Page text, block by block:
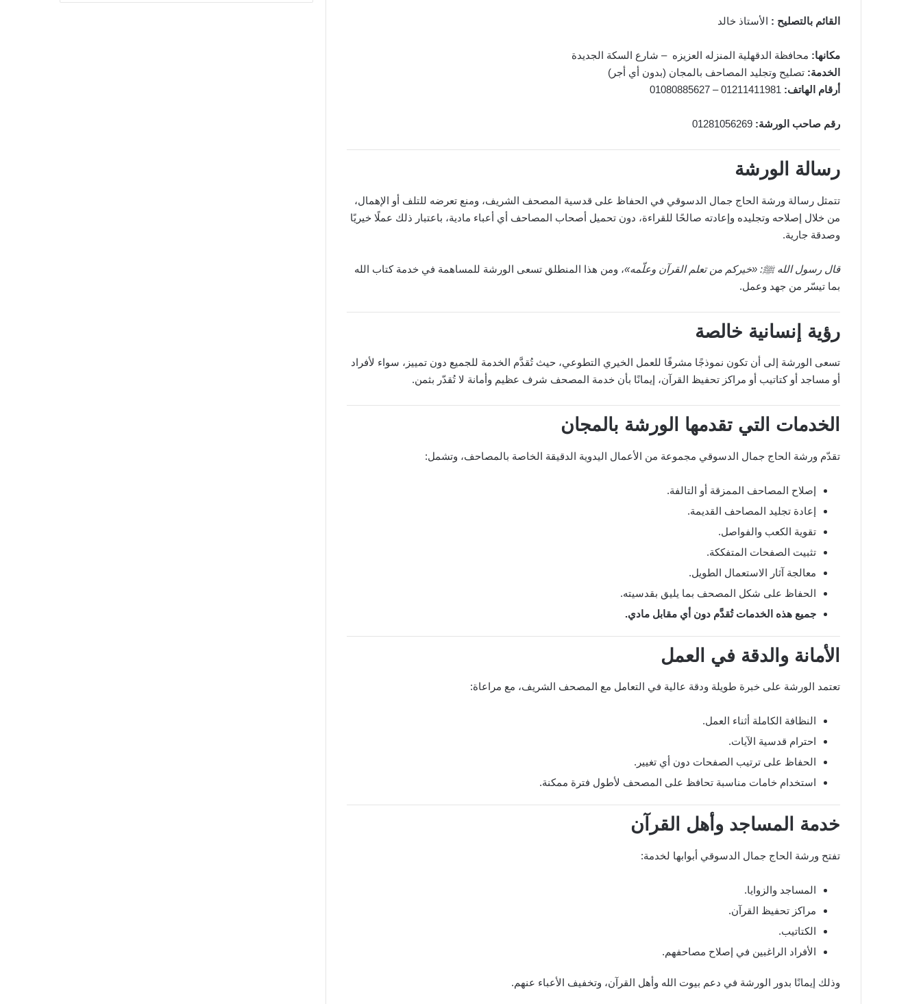
القائم بالتصليح : الأستاذ خالد
مكانها: محافظة الدقهلية المنزله العزيزه – شارع السكة الجديدة
الخدمة: تصليح وتجليد المصاحف بالمجان (بدون أي أجر)
أرقام الهاتف:
رقم صاحب الورشة: 01281056269
رسالة الورشة
تتمثل رسالة ورشة الحاج جمال الدسوقي في الحفاظ على قدسية المصحف الشريف، ومنع تعرضه للتلف أو الإهمال،
من خلال إصلاحه وتجليده وإعادته صالحًا للقراءة، دون تحميل أصحاب المصاحف أي أعباء مادية، باعتبار ذلك عملًا خيريًا
وصدقة جارية.
قال رسول الله ﷺ: «خيركم من تعلم القرآن وعلّمه»، ومن هذا المنطلق تسعى الورشة للمساهمة في خدمة كتاب الله
بما تيسّر من جهد وعمل.
رؤية إنسانية خالصة
تسعى الورشة إلى أن تكون نموذجًا مشرفًا للعمل الخيري التطوعي، حيث تُقدَّم الخدمة للجميع دون تمييز، سواء لأفراد
أو مساجد أو كتاتيب أو مراكز تحفيظ القرآن، إيمانًا بأن خدمة المصحف شرف عظيم وأمانة لا تُقدّر بثمن.
الخدمات التي تقدمها الورشة بالمجان
تقدّم ورشة الحاج جمال الدسوقي مجموعة من الأعمال اليدوية الدقيقة الخاصة بالمصاحف، وتشمل:
إصلاح المصاحف الممزقة أو التالفة.
إعادة تجليد المصاحف القديمة.
تقوية الكعب والفواصل.
تثبيت الصفحات المتفككة.
معالجة آثار الاستعمال الطويل.
الحفاظ على شكل المصحف بما يليق بقدسيته.
جميع هذه الخدمات تُقدَّم دون أي مقابل مادي.
الأمانة والدقة في العمل
تعتمد الورشة على خبرة طويلة ودقة عالية في التعامل مع المصحف الشريف، مع مراعاة:
النظافة الكاملة أثناء العمل.
احترام قدسية الآيات.
الحفاظ على ترتيب الصفحات دون أي تغيير.
استخدام خامات مناسبة تحافظ على المصحف لأطول فترة ممكنة.
خدمة المساجد وأهل القرآن
تفتح ورشة الحاج جمال الدسوقي أبوابها لخدمة:
المساجد والزوايا.
مراكز تحفيظ القرآن.
الكتاتيب.
الأفراد الراغبين في إصلاح مصاحفهم.
وذلك إيمانًا بدور الورشة في دعم بيوت الله وأهل القرآن، وتخفيف الأعباء عنهم.